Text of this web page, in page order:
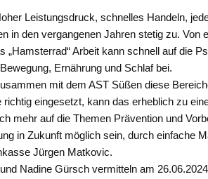
Leistungsdruck, schnelles Handeln,
in den vergangenen Jahren stetig zu. Von
„Hamsterrad“ Arbeit kann schnell auf die
Ernährung und Schlaf bei.
mit dem AST Süßen diese
eingesetzt, kann das erheblich zu
mehr auf die Themen Prävention und
in Zukunft möglich sein, durch einfache
Jürgen Matkovic.
Nadine Gürsch vermitteln am